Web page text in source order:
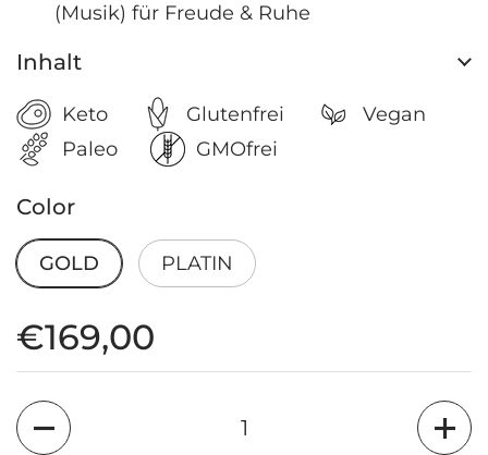
(Musik) für Freude & Ruhe
Inhalt
Keto Glutenfrei
Vegan
Paleo
GMOfrei
Color
GOLD PLATIN
Regulärer Preis
€169,00
Anzahl